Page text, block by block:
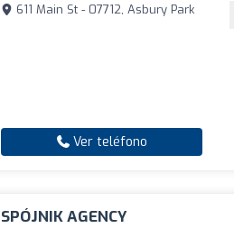
611 Main St - 07712, Asbury Park
Ver teléfono
SPÓJNIK AGENCY